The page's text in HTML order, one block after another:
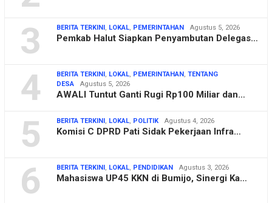
3 BERITA TERKINI LOKAL PEMERINTAHAN Agustus 5, 2026
Pemkab Halut Siapkan Penyambutan Delegas…
4 BERITA TERKINI LOKAL PEMERINTAHAN TENTANG
DESA
Agustus 5, 2026
AWALI Tuntut Ganti Rugi Rp100 Miliar dan…
5 BERITA TERKINI LOKAL POLITIK Agustus 4, 2026
Komisi C DPRD Pati Sidak Pekerjaan Infra…
6 BERITA TERKINI LOKAL PENDIDIKAN Agustus 3, 2026
Mahasiswa UP45 KKN di Bumijo, Sinergi Ka…